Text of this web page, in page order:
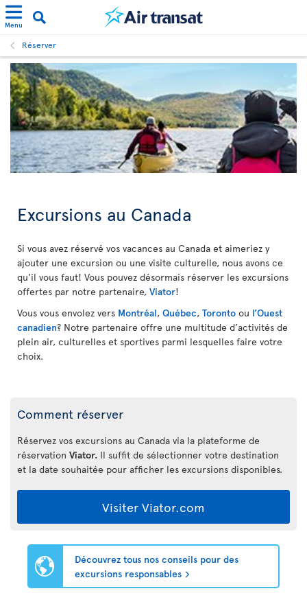
Menu
Réserver
Excursions au Canada
Si vous avez réservé vos vacances au Canada et aimeriez y
ajouter une excursion ou une visite culturelle, nous avons ce
qu'il vous faut! Vous pouvez désormais réserver les excursions
offertes par notre partenaire, Viator!
Vous vous envolez vers Montréal, Québec, Toronto ou l’Ouest
canadien? Notre partenaire offre une multitude d’activités de
plein air, culturelles et sportives parmi lesquelles faire votre
choix.
Comment réserver
Réservez vos excursions au Canada via la plateforme de
réservation Viator. Il suffit de sélectionner votre destination
et la date souhaitée pour afficher les excursions disponibles.
Visiter Viator.com
Découvrez tous nos conseils pour des
excursions responsables